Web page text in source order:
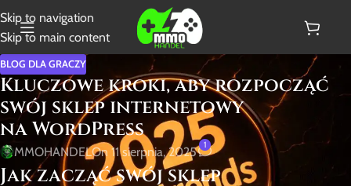
Skip to navigation
Skip to main content
BLOG DLA GRACZY
Kluczowe kroki, aby rozpocząć
swój sklep internetowy
na WordPress
MMOHANDELOn 11 sierpnia, 2025 1
Jak zacząć swój sklep